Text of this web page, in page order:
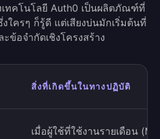
เทคโนโลยี Auth0 เป็นผลิตภัณฑ์ที่
งใครๆ ก็รู้ดี แต่เสียงบ่นมักเริ่มต้นที่
ข้อจำกัดเชิงโครงสร้าง
สิ่งที่เกิดขึ้นในทางปฏิบัติ
เมื่อผู้ใช้ที่ใช้งานรายเดือน